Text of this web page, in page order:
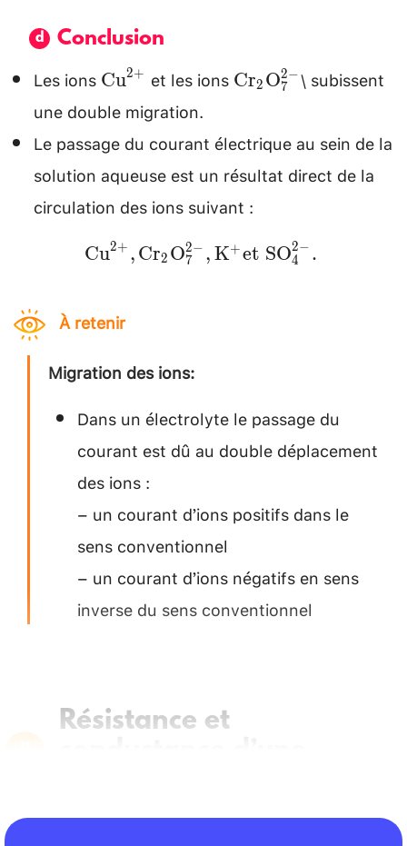
Conclusion
Les ions \mathrm{Cu}^{2+}
Cu2+ et les ions \mathrm{Cr}_{2}
Cr2 O7
2−\ subissent
une double migration.
Le passage du courant électrique au sein de la
solution aqueuse est un résultat direct de la
circulation des ions suivant :
\mathrm{Cu}^{2+},
\mathrm{K}^{+} \text
\mathrm{SO}_{4}^{2-}
\text {. }
Cu2+ ,Cr2 O7
2− ,K+et SO4
2− .
À retenir
Migration des ions:
Dans un électrolyte le passage du
courant est dû au double déplacement
des ions :
– un courant d’ions positifs dans le
sens conventionnel
– un courant d’ions négatifs en sens
inverse du sens conventionnel
Résistance et